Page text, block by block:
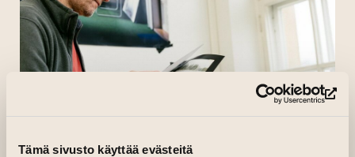
Tämä sivusto käyttää evästeitä